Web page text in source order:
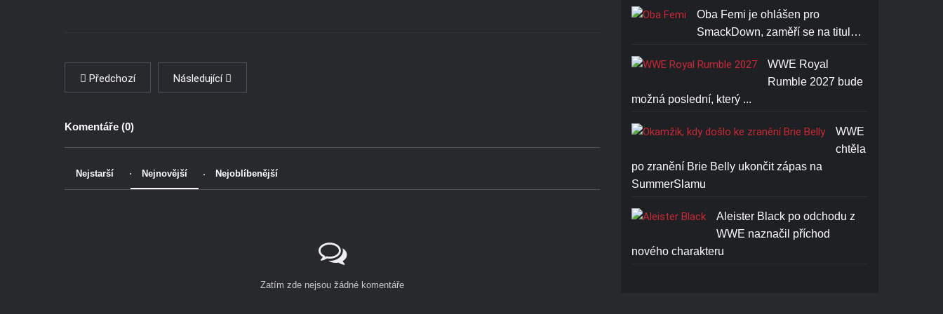
Předchozí Následující
Komentáře (0)
Nejstarší Nejnovější Nejoblíbenější
Zatím zde nejsou žádné komentáře
JOHN CENA U CAN'T SEE
ME T-SHIRT
Cena: 1773-Kč
Oba Femi je ohlášen pro
SmackDown, zaměří se na titul…
WWE Royal
Rumble 2027 bude
možná poslední, který ...
WWE
chtěla
po zranění Brie Belly ukončit zápas na
SummerSlamu
Aleister Black po odchodu z
WWE naznačil příchod
nového charakteru